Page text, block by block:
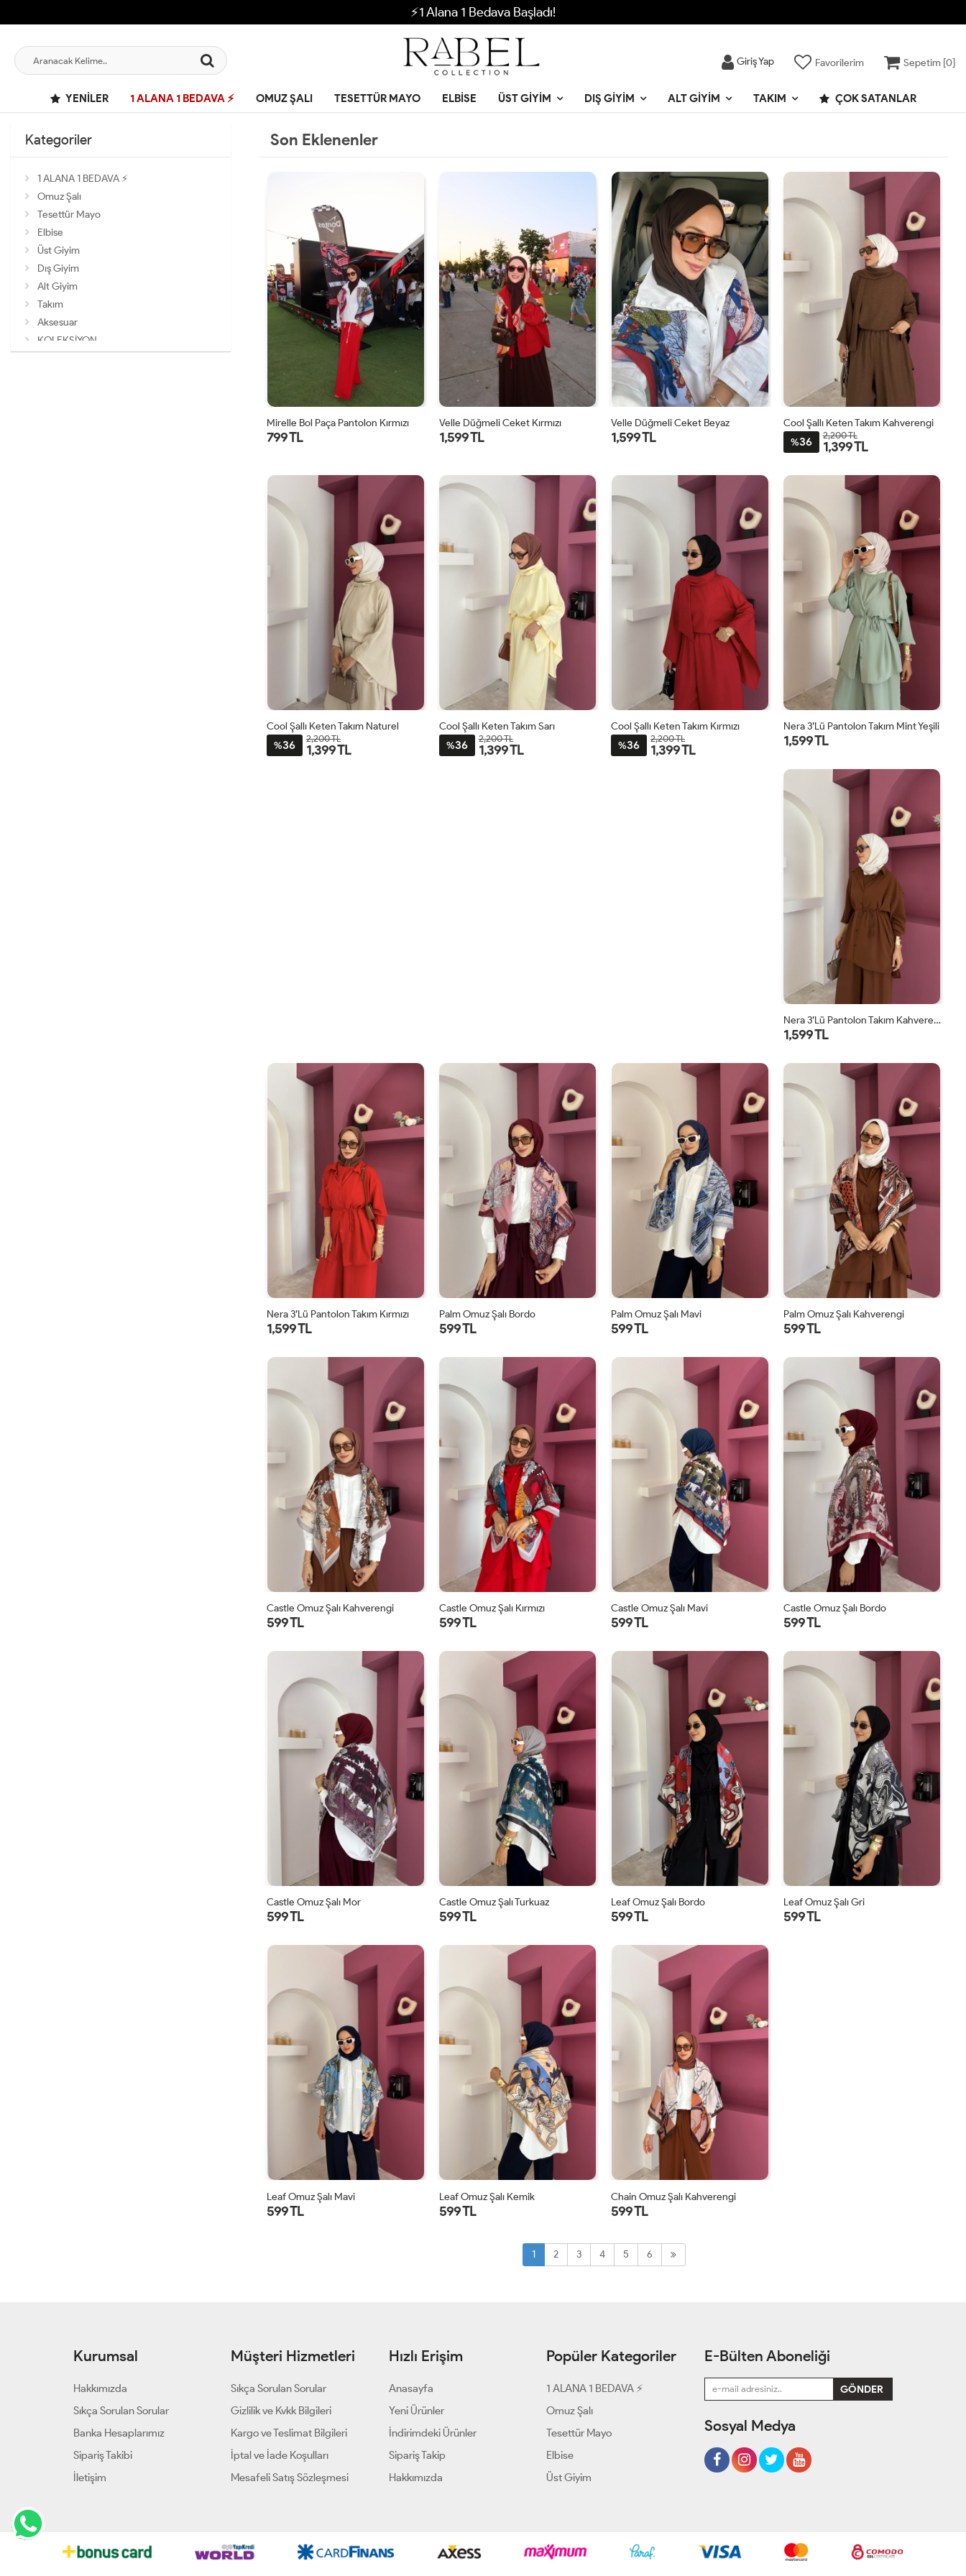
⚡1 Alana 1 Bedava Başladı!
Giriş Yap Favorilerim Sepetim [0]
YENILER 1 ALANA 1 BEDAVA ⚡ OMUZ ŞALI TESETTÜR MAYO ELBISE ÜST GIYIM DIŞ GIYIM ALT GIYIM TAKIM ÇOK SATANLAR
Kategoriler
1 ALANA 1 BEDAVA ⚡
Omuz Şalı
Tesettür Mayo
Elbise
Üst Giyim
Dış Giyim
Alt Giyim
Takım
Aksesuar
KOLEKSİYON
Son Eklenenler
Mirelle Bol Paça Pantolon Kırmızı
799 TL
Velle Düğmeli Ceket Kırmızı
1,599 TL
Velle Düğmeli Ceket Beyaz
1,599 TL
Cool Şallı Keten Takım Kahverengi
%36 2,200 TL
1,399 TL
Cool Şallı Keten Takım Naturel
%36 2,200 TL
1,399 TL
Cool Şallı Keten Takım Sarı
%36 2,200 TL
1,399 TL
Cool Şallı Keten Takım Kırmızı
%36 2,200 TL
1,399 TL
STD
Nera 3’lü Pantolon Takım Mint Yeşili
1,599 TL
STD
Nera 3’lü Pantolon Takım Kahverengi
1,599 TL
STD
Nera 3’lü Pantolon Takım Kırmızı
1,599 TL
STD
Palm Omuz Şalı Bordo
599 TL
STD
Palm Omuz Şalı Mavi
599 TL
STD
Palm Omuz Şalı Kahverengi
599 TL
STD
Castle Omuz Şalı Kahverengi
599 TL
STD
Castle Omuz Şalı Kırmızı
599 TL
STD
Castle Omuz Şalı Mavi
599 TL
STD
Castle Omuz Şalı Bordo
599 TL
STD
Castle Omuz Şalı Mor
599 TL
STD
Castle Omuz Şalı Turkuaz
599 TL
STD
Leaf Omuz Şalı Bordo
599 TL
Leaf Omuz Şalı Gri
599 TL
Leaf Omuz Şalı Mavi
599 TL
STD
Leaf Omuz Şalı Kemik
599 TL
STD
Chain Omuz Şalı Kahverengi
599 TL
1 2 3 4 5 6
Kurumsal
Hakkımızda
Sıkça Sorulan Sorular
Banka Hesaplarımız
Sipariş Takibi
İletişim
Müşteri Hizmetleri
Sıkça Sorulan Sorular
Gizlilik ve Kvkk Bilgileri
Kargo ve Teslimat Bilgileri
İptal ve İade Koşulları
Mesafeli Satış Sözleşmesi
Hızlı Erişim
Anasayfa
Yeni Ürünler
İndirimdeki Ürünler
Sipariş Takip
Hakkımızda
Popüler Kategoriler
1 ALANA 1 BEDAVA ⚡
Omuz Şalı
Tesettür Mayo
Elbise
Üst Giyim
E-Bülten Aboneliği
Sosyal Medya